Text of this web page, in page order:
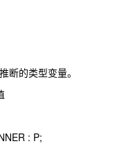
断的类型变量。
: P;